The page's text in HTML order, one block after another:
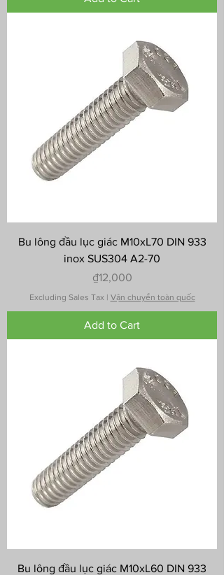
Bu lông đầu lục giác M10xL70 DIN 933
inox SUS304 A2-70
Price
₫12,000
Excluding Sales Tax| Vận chuyển toàn quốc
Add to Cart
Bu lông đầu lục giác M10xL60 DIN 933